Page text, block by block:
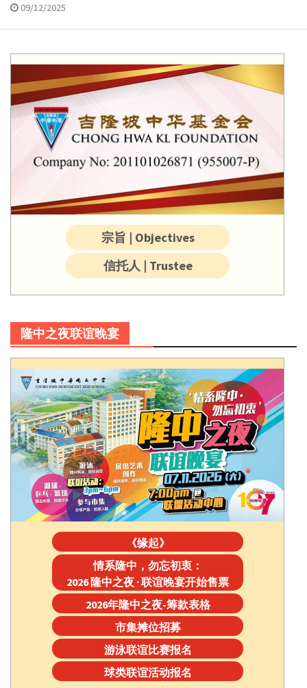
09/12/2025
宗旨 | Objectives
信托人 | Trustee
隆中之夜联谊晚宴
《缘起》
情系隆中，勿忘初衷：
2026 隆中之夜 · 联谊晚宴开始售票
2026年隆中之夜-筹款表格
市集摊位招募
游泳联谊比赛报名
球类联谊活动报名